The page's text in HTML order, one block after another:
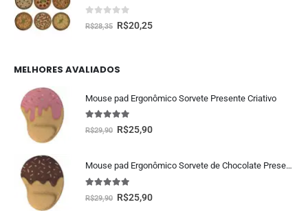
fora de 5
R$28,35 R$20,25
MELHORES AVALIADOS
Mouse pad Ergonômico Sorvete Presente Criativo
5.00 fora de 5
R$29,90 R$25,90
Mouse pad Ergonômico Sorvete de Chocolate Presente Criativo
5.00 fora de 5
R$29,90 R$25,90